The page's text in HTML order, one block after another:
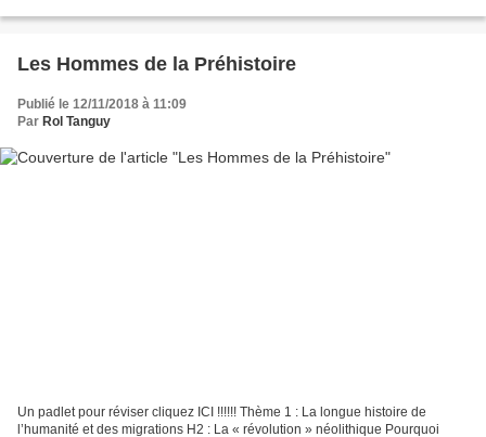
Les Hommes de la Préhistoire
Publié le 12/11/2018 à 11:09
Par Rol Tanguy
Un padlet pour réviser cliquez ICI !!!!!! Thème 1 : La longue histoire de
l’humanité et des migrations H2 : La « révolution » néolithique Pourquoi